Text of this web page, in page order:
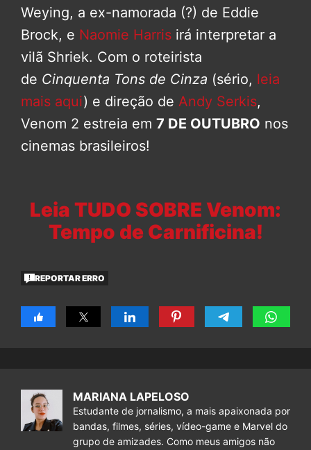
Weying, a ex-namorada (?) de Eddie
Brock, e Naomie Harris irá interpretar a
vilã Shriek. Com o roteirista
de Cinquenta Tons de Cinza (sério, leia
mais aqui) e direção de Andy Serkis,
Venom 2 estreia em 7 DE OUTUBRO nos
cinemas brasileiros!
Leia TUDO SOBRE Venom:
Tempo de Carnificina!
REPORTAR ERRO
MARIANA LAPELOSO
Estudante de jornalismo, a mais apaixonada por
bandas, filmes, séries, vídeo-game e Marvel do
grupo de amizades. Como meus amigos não